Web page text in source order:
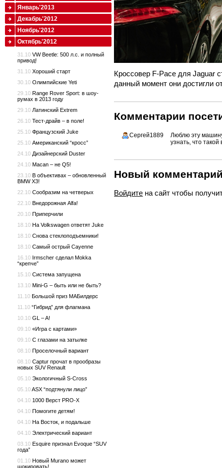
Кроссовер F-Pace для Jaguar
данный момент они достигли
Комментарии
Сергей1889
Люблю эту
узнать, что
Новый
Войдите на сайт чтобы
Январь'2013
Декабрь'2012
Ноябрь'2012
Октябрь'2012
31.10 VW Beetle: 500 л.с. и полный
привод!
31.10 Хороший старт
30.10 Олимпийские Yeti
29.10 Range Rover Sport: в шоу-
румах в 2013 году
29.10 Латинский Extrem
26.10 Тест-драйв – в поле!
25.10 Французский Juke
25.10 Американский “кросс”
24.10 Дизайнерский Duster
24.10 Macan – не Q5!
23.10 В объективах – обновленный
BMW X3!
22.10 Сообразим на четверых
22.10 Внедорожная Alfa!
20.10 Приперчили
18.10 На Volkswagen ответят Juke
18.10 Снова стеклоподъемники!
18.10 Самый острый Cayenne
16.10 Irmscher сделал Mokka
“крепче”
15.10 Система запущена
13.10 Mini-G – быть или не быть?
11.10 Большой приз МАБилдерс
11.10 “Гибрид” для флагмана
10.10 GL – A!
09.10 «Игра с картами»
09.10 С глазами на затылке
08.10 Проселочный вариант
08.10 Captur прочат в прообразы
новых SUV Renault
05.10 Экологичный S-Cross
05.10ASX “подтянули лицо”
04.10 1000 Верст PRO-X
04.10 Помогите детям!
04.10 На Восток, и подальше
04.10 Электрический вариант
03.10 Esquire признал Evoque “SUV
года”
01.10 Новый Murano может
шокировать!